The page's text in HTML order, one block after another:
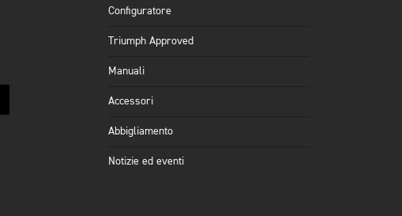
Configuratore
Triumph Approved
Manuali
Accessori
Abbigliamento
Notizie ed eventi